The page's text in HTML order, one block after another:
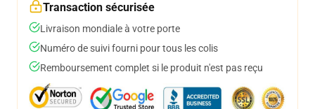
Transaction sécurisée
Livraison mondiale à votre porte
Numéro de suivi fourni pour tous les colis
Remboursement complet si le produit n'est pas reçu